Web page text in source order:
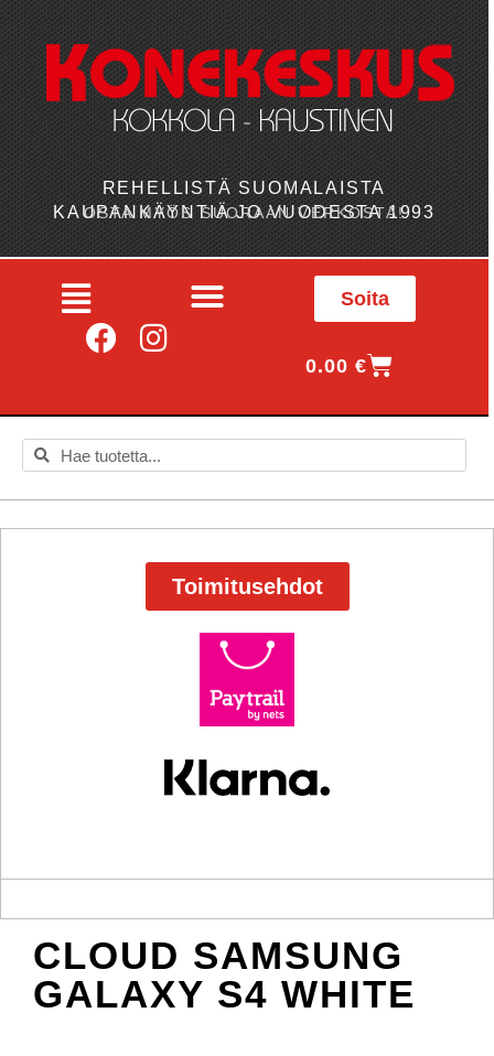
REHELLISTÄ SUOMALAISTA
KAUPANKÄYNTIÄ JO VUODESTA 1993
OSTA MYÖS SUORAAN VERKOSTA!
Soita
0.00€
Toimitusehdot
CLOUD SAMSUNG
GALAXY S4 WHITE